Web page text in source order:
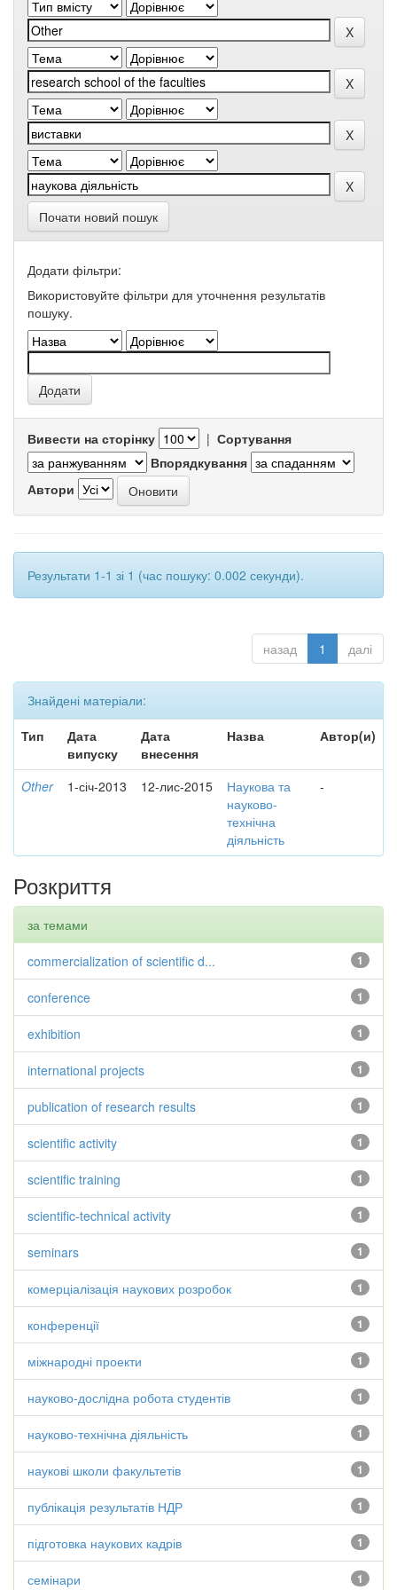
Почати новий пошук
Додати фільтри:
Використовуйте фільтри для уточнення результатів
пошуку.
Вивести на сторінку | Сортування
Впорядкування
Автори
Результати 1-1 зі 1 (час пошуку: 0.002 секунди).
назад 1 далі
Знайдені матеріали:
Тип
Дата
випуску
Дата
внесення
Назва Автор(и)
Other 1-січ-2013 12-лис-2015
Наукова та
науково-
технічна
діяльність
-
Розкриття
за темами
1
commercialization of scientific d...
1
conference
1
exhibition
1
international projects
1
publication of research results
1
scientific activity
1
scientific training
1
scientific-technical activity
1
seminars
1
комерціалізація наукових розробок
1
конференції
1
міжнародні проекти
1
науково-дослідна робота студентів
1
науково-технічна діяльність
1
наукові школи факультетів
1
публікація результатів НДР
1
підготовка наукових кадрів
1
семінари